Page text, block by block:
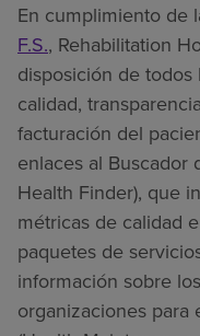
En cumplimiento de
F.S., Rehabilitation
disposición de
calidad,
facturación del
enlaces al Buscador
Health Finder), que
métricas de calidad
paquetes de
información sobre
organizaciones para